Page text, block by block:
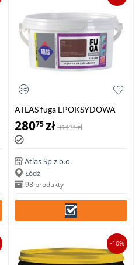
ATLAS fuga EPOKSYDOWA
5kg, 1-10 mm -
dwuskładnikowa
28075zł31194 zł
Atlas Sp z o.o.
Łódź
98 produkty
-10%